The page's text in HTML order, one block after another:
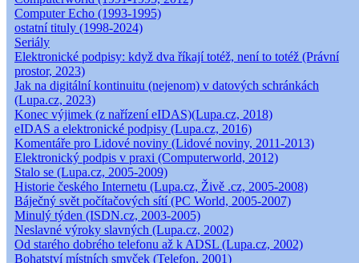
Computer Echo (1993-1995)
ostatní tituly (1998-2024)
Seriály
Elektronické podpisy: když dva říkají totéž, není to totéž (Právní
prostor, 2023)
Jak na digitální kontinuitu (nejenom) v datových schránkách
(Lupa.cz, 2023)
Konec výjimek (z nařízení eIDAS)(Lupa.cz, 2018)
eIDAS a elektronické podpisy (Lupa.cz, 2016)
Komentáře pro Lidové noviny (Lidové noviny, 2011-2013)
Elektronický podpis v praxi (Computerworld, 2012)
Stalo se (Lupa.cz, 2005-2009)
Historie českého Internetu (Lupa.cz, Živě .cz, 2005-2008)
Báječný svět počítačových sítí (PC World, 2005-2007)
Minulý týden (ISDN.cz, 2003-2005)
Neslavné výroky slavných (Lupa.cz, 2002)
Od starého dobrého telefonu až k ADSL (Lupa.cz, 2002)
Bohatství místních smyček (Telefon, 2001)